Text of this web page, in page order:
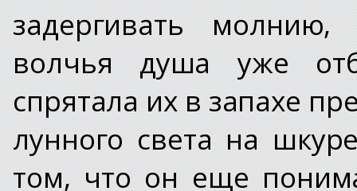
задергивать
волчья душа уже
спрятала их в запахе
лунного света на
том, что он еще